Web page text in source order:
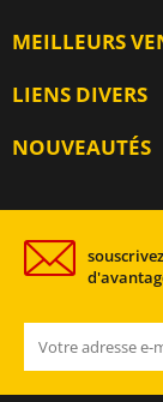
MEILLEURS
LIENS DIVERS
NOUVEAUTÉS